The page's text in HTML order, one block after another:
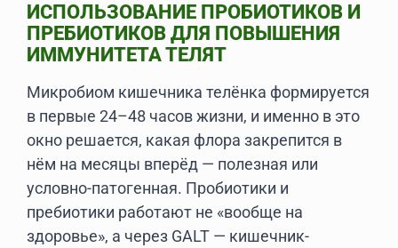
ИСПОЛЬЗОВАНИЕ ПРОБИОТИКОВ И
ПРЕБИОТИКОВ ДЛЯ ПОВЫШЕНИЯ
ИММУНИТЕТА ТЕЛЯТ
Микробиом кишечника телёнка формируется
в первые 24–48 часов жизни, и именно в это
окно решается, какая флора закрепится в
нём на месяцы вперёд — полезная или
условно-патогенная. Пробиотики и
пребиотики работают не «вообще на
здоровье», а через GALT — кишечник-